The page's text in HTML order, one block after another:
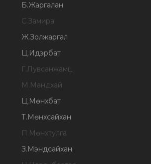
Б.Жаргалан
С.Замира
Ж.Золжаргал
Ц.Идэрбат
Г.Лувсанжамц
М.Мандхай
Ц.Мөнхбат
Т.Мөнхсайхан
П.Мөнхтулга
З.Мэндсайхан